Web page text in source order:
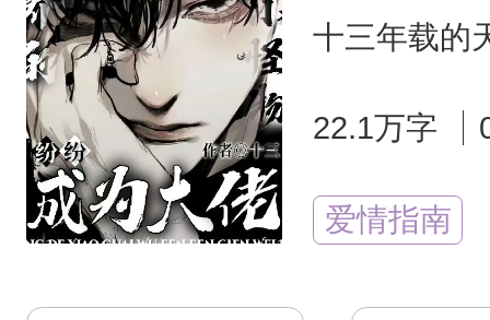
十三年载的
22.1万字
爱情指南